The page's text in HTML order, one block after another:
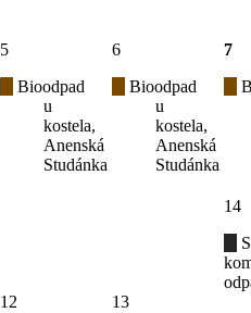
5
Bioodpad
u
kostela,
Anenská
Studánka
6
Bioodpad
u
kostela,
Anenská
Studánka
7
12 13
14